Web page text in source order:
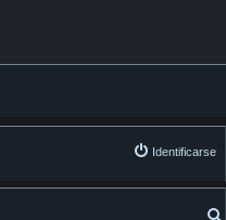
Identificarse